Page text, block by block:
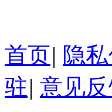
（
首页| 隐
驻| 意见